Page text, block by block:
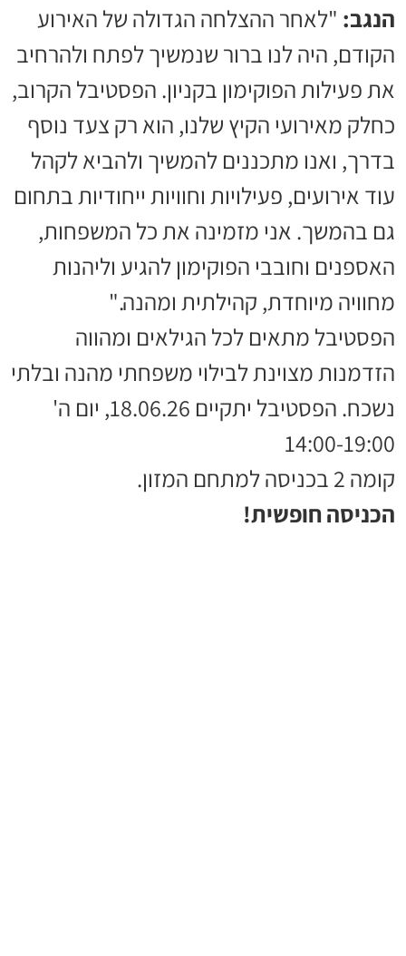
הנגב: "לאחר ההצלחה הגדולה של האירוע
הקודם, היה לנו ברור שנמשיך לפתח ולהרחיב
את פעילות הפוקימון בקניון. הפסטיבל הקרוב,
כחלק מאירועי הקיץ שלנו, הוא רק צעד נוסף
בדרך, ואנו מתכננים להמשיך ולהביא לקהל
עוד אירועים, פעילויות וחוויות ייחודיות בתחום
גם בהמשך. אני מזמינה את כל המשפחות,
האספנים וחובבי הפוקימון להגיע וליהנות
מחוויה מיוחדת, קהילתית ומהנה."
הפסטיבל מתאים לכל הגילאים ומהווה
הזדמנות מצוינת לבילוי משפחתי מהנה ובלתי
נשכח. הפסטיבל יתקיים 18.06.26, יום ה'
14:00-19:00
קומה 2 בכניסה למתחם המזון.
הכניסה חופשית!